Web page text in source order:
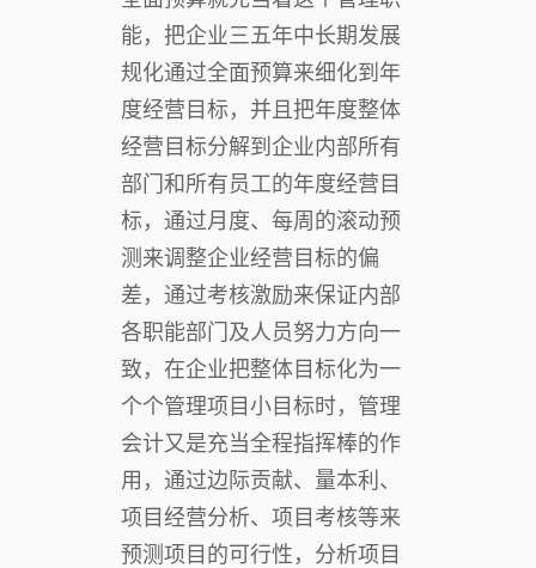
能，把企业三五年中长期发展
规化通过全面预算来细化到年
度经营目标，并且把年度整体
经营目标分解到企业内部所有
部门和所有员工的年度经营目
标，通过月度、每周的滚动预
测来调整企业经营目标的偏
差，通过考核激励来保证内部
各职能部门及人员努力方向一
致，在企业把整体目标化为一
个个管理项目小目标时，管理
会计又是充当全程指挥棒的作
用，通过边际贡献、量本利、
项目经营分析、项目考核等来
预测项目的可行性，分析项目